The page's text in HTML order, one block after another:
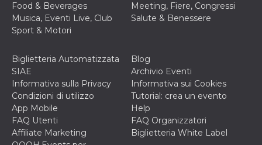
Food & Beverages
Meeting, Fiere, Congressi
Musica, Eventi Live, Club
Salute & Benessere
Sport & Motori
Biglietteria Automatizzata
SIAE
Blog
Archivio Eventi
Informativa sulla Privacy
Informativa sui Cookies
Condizioni di utilizzo
Tutorial: crea un evento
App Mobile
Help
FAQ Utenti
FAQ Organizzatori
Affiliate Marketing
Biglietteria White Label